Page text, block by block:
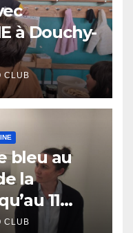
à Douchy-
CLUB
bleu au
la
11
CLUB